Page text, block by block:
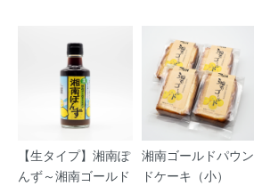
【生タイプ】湘南ぽ
んず～湘南ゴールド
湘南ゴールドパウン
ドケーキ（小）